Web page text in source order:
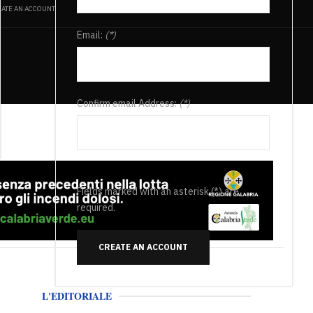
AN ACCOUNT
Email: (*)
Confirm email Address:(*)
Fields marked with an asterisk (*) are
required.
CREATE AN ACCOUNT
L'EDITORIALE